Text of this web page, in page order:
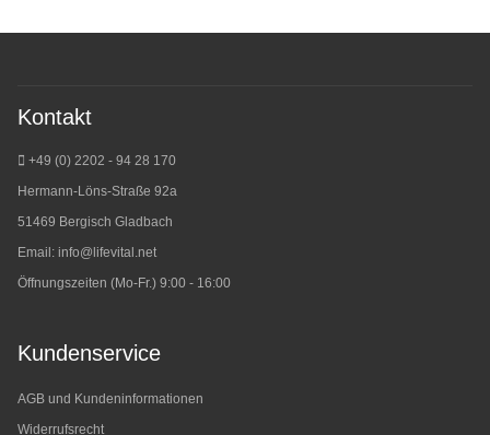
Kontakt
+49 (0) 2202 - 94 28 170
Hermann-Löns-Straße 92a
51469 Bergisch Gladbach
Email: info@lifevital.net
Öffnungszeiten (Mo-Fr.) 9:00 - 16:00
Kundenservice
AGB und Kundeninformationen
Widerrufsrecht